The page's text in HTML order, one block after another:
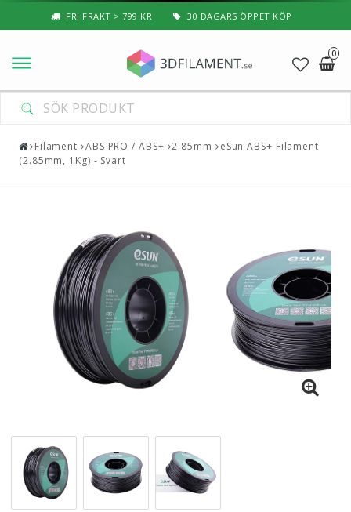
FRI FRAKT > 799 KR 30 DAGARS ÖPPET KÖP
0
Nyheter & Populärt
Filament
3D-Skrivare — Tillbehör
3D-Skrivare — Delar
3D-Pennor & Tillbehör
Filament ABS PRO / ABS+ 2.85mm
eSun ABS+ Filament
(2.85mm, 1Kg) - Svart